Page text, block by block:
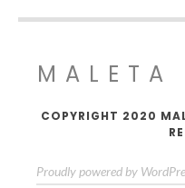
MALETA
COPYRIGHT 2020
Proudly powered by